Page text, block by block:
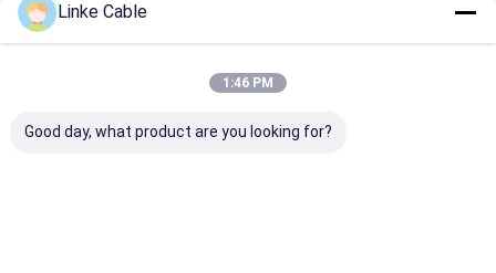
Geadviseerde Producten
Linke Cable
1:46 PM
Good day, what product are you looking for?